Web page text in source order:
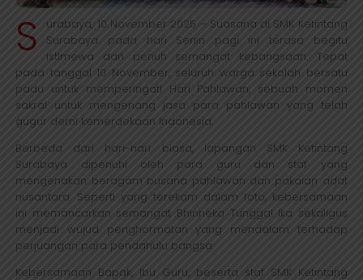
S
urabaya, 10 November 2025 – Suasana di SMK Ketintang
Surabaya pada hari Senin pagi ini terasa begitu
istimewa dan penuh semangat kebangsaan. Tepat
pada tanggal 10 November, seluruh warga sekolah bersatu
padu untuk memperingati Hari Pahlawan, sebuah momen
sakral untuk mengenang jasa para pahlawan yang telah
gugur demi kemerdekaan Indonesia.
Berbeda dari hari-hari biasa, lapangan SMK Ketintang
Surabaya dipenuhi oleh para guru dan staf yang
mengenakan beragam busana pahlawan dan pakaian adat
nusantara. Seperti yang terekam dalam foto, kebersamaan
ini memancarkan semangat Bhinneka Tunggal Ika sekaligus
menjadi wujud penghormatan yang mendalam terhadap
perjuangan para pendahulu bangsa.
Kebersamaan Bapak, Ibu Guru, beserta staf SMK Ketintang